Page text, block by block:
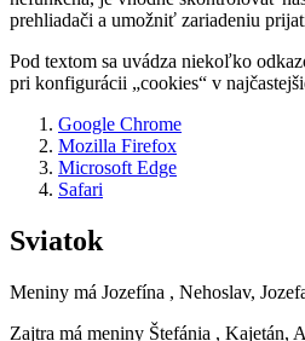
prehliadači a umožniť zariadeniu
Pod textom sa uvádza niekoľko
pri konfigurácii „cookies“ v
Google Chrome
Mozilla Firefox
Microsoft Edge
Safari
Sviatok
Meniny má Jozefína , Nehoslav,
Zajtra má meniny Štefánia , Kajetán,